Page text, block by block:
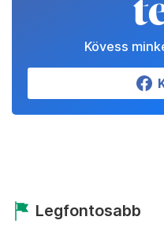
Kövess
Legfontosabb